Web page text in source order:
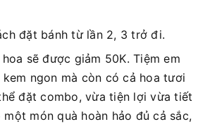
đặt bánh từ lần 2, 3 trở đi.
sẽ được giảm 50K. Tiệm em
ngon mà còn có cả hoa tươi
đặt combo, vừa tiện lợi vừa tiết
món quà hoàn hảo đủ cả sắc,